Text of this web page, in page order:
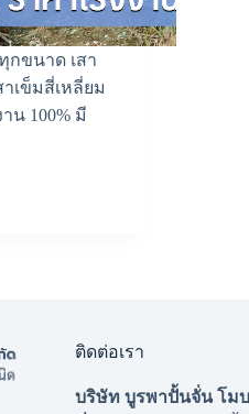
กขนาด เสา
เข็มสี่เหลี่ยม
น 100% มี
ติดต่อเรา
บริษัท บูรพาปั้นจั่น โม